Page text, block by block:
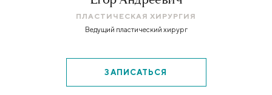
ПЛАСТИЧЕСКАЯ ХИРУРГИЯ
Ведущий пластический хирург
ЗАПИСАТЬСЯ